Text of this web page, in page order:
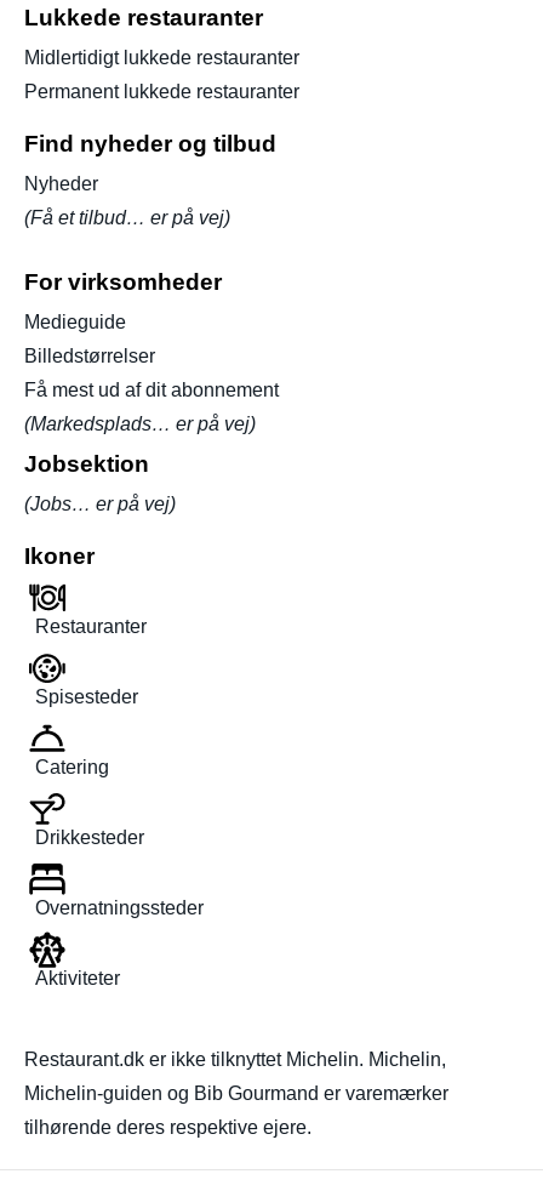
Lukkede restauranter
Midlertidigt lukkede restauranter
Permanent lukkede restauranter
Find nyheder og tilbud
Nyheder
(Få et tilbud… er på vej)
For virksomheder
Medieguide
Billedstørrelser
Få mest ud af dit abonnement
(Markedsplads… er på vej)
Jobsektion
(Jobs… er på vej)
Ikoner
Restauranter
Spisesteder
Catering
Drikkesteder
Overnatningssteder
Aktiviteter
Restaurant.dk er ikke tilknyttet Michelin. Michelin,
Michelin-guiden og Bib Gourmand er varemærker
tilhørende deres respektive ejere.